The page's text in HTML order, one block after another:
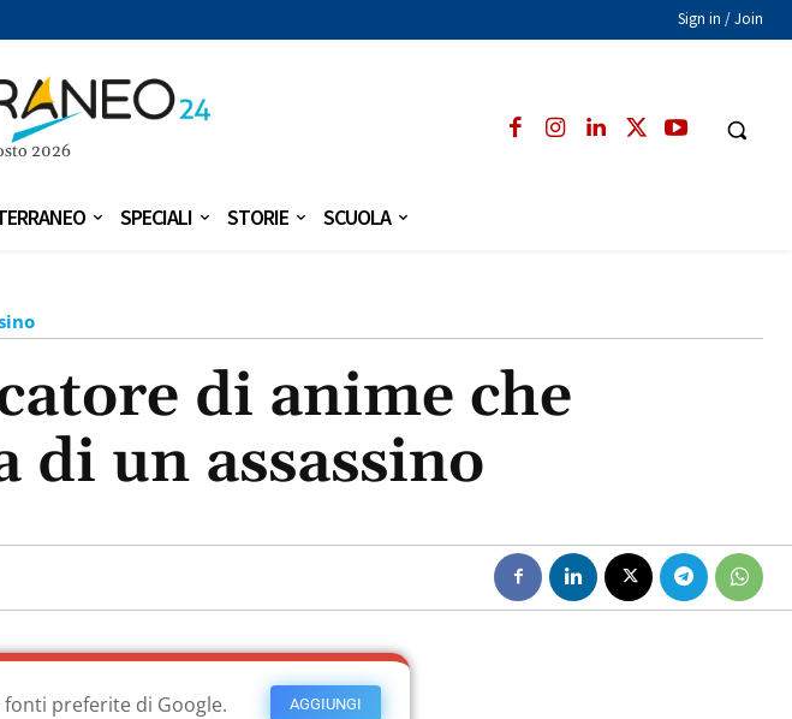
Sign in / Join
2026
SPECIALI STORIE SCUOLA
di anime che
un assassino
AGGIUNGI
preferite di Google.